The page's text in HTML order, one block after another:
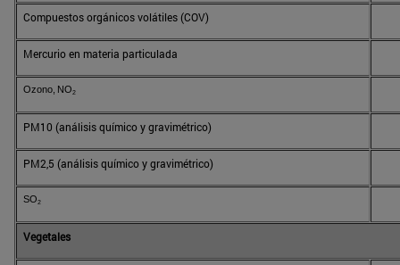
Compuestos orgánicos volátiles (COV)
Mercurio en materia particulada
Ozono, NO2
PM10 (análisis químico y gravimétrico)
PM2,5 (análisis químico y gravimétrico)
SO2
Vegetales